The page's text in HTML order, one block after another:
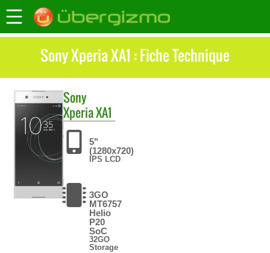
Sony Xperia XA1 : Fiche Technique
Sony
Xperia XA1
5"
(1280x720)
IPS LCD
3GO
MT6757
Helio
P20
SoC
32GO
Storage